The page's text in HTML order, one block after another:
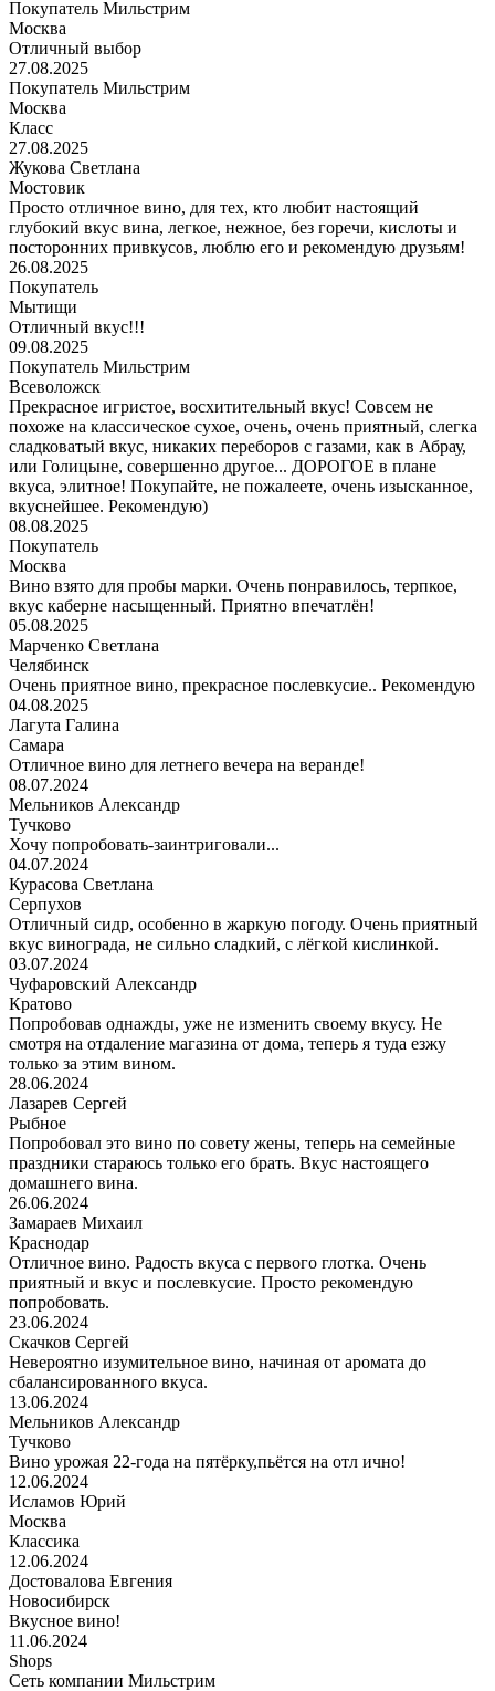
Покупатель Мильстрим
Москва
Отличный выбор
27.08.2025
Покупатель Мильстрим
Москва
Класс
27.08.2025
Жукова Светлана
Мостовик
Просто отличное вино, для тех, кто любит настоящий
глубокий вкус вина, легкое, нежное, без горечи, кислоты и
посторонних привкусов, люблю его и рекомендую друзьям!
26.08.2025
Покупатель
Мытищи
Отличный вкус!!!
09.08.2025
Покупатель Мильстрим
Всеволожск
Прекрасное игристое, восхитительный вкус! Совсем не
похоже на классическое сухое, очень, очень приятный, слегка
сладковатый вкус, никаких переборов с газами, как в Абрау,
или Голицыне, совершенно другое... ДОРОГОЕ в плане
вкуса, элитное! Покупайте, не пожалеете, очень изысканное,
вкуснейшее. Рекомендую)
08.08.2025
Покупатель
Москва
Вино взято для пробы марки. Очень понравилось, терпкое,
вкус каберне насыщенный. Приятно впечатлён!
05.08.2025
Марченко Светлана
Челябинск
Очень приятное вино, прекрасное послевкусие.. Рекомендую
04.08.2025
Лагута Галина
Самара
Отличное вино для летнего вечера на веранде!
08.07.2024
Мельников Александр
Тучково
Хочу попробовать-заинтриговали...
04.07.2024
Курасова Светлана
Серпухов
Отличный сидр, особенно в жаркую погоду. Очень приятный
вкус винограда, не сильно сладкий, с лёгкой кислинкой.
03.07.2024
Чуфаровский Александр
Кратово
Попробовав однажды, уже не изменить своему вкусу. Не
смотря на отдаление магазина от дома, теперь я туда езжу
только за этим вином.
28.06.2024
Лазарев Сергей
Рыбное
Попробовал это вино по совету жены, теперь на семейные
праздники стараюсь только его брать. Вкус настоящего
домашнего вина.
26.06.2024
Замараев Михаил
Краснодар
Отличное вино. Радость вкуса с первого глотка. Очень
приятный и вкус и послевкусие. Просто рекомендую
попробовать.
23.06.2024
Скачков Сергей
Невероятно изумительное вино, начиная от аромата до
сбалансированного вкуса.
13.06.2024
Мельников Александр
Тучково
Вино урожая 22-года на пятёрку,пьётся на отл ично!
12.06.2024
Исламов Юрий
Москва
Классика
12.06.2024
Достовалова Евгения
Новосибирск
Вкусное вино!
11.06.2024
Shops
Сеть компании Мильстрим